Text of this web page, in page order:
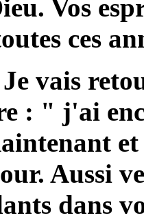
Vos
ces
vais
: " j'ai
Aussi
dans